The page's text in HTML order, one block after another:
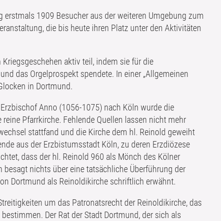
1909 Besucher aus der weiteren Umgebung zum
die bis heute ihren Platz unter den Aktivitäten
aktiv teil, indem sie für die
das Orgelprospekt spendete. In einer „Allgemeinen
in Dortmund.
Anno (1056-1075) nach Köln wurde die
Pfarrkirche. Fehlende Quellen lassen nicht mehr
stattfand und die Kirche dem hl. Reinold geweiht
aus der Erzbistumsstadt Köln, zu deren Erzdiözese
dass der hl. Reinold 960 als Mönch des Kölner
nichts über eine tatsächliche Überführung der
Dortmund als Reinoldikirche schriftlich erwähnt.
um das Patronatsrecht der Reinoldikirche, das
Der Rat der Stadt Dortmund, der sich als